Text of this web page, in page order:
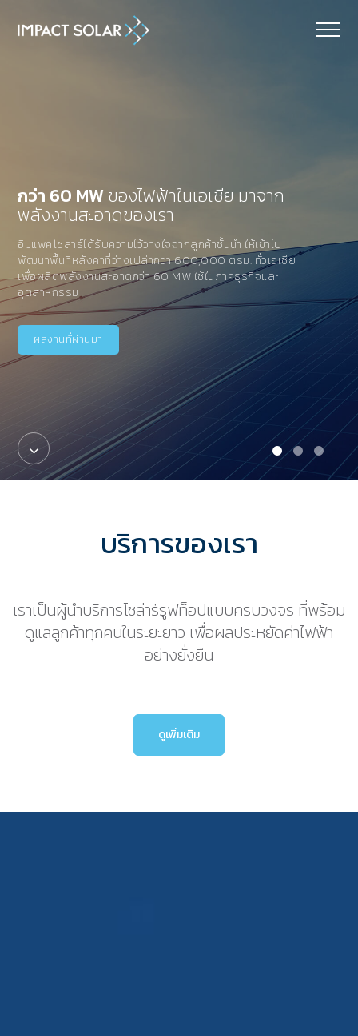
MENU
กว่า 60 MW ของไฟฟ้าในเอเชีย มาจาก
พลังงานสะอาดของเรา
อิมแพคโซล่าร์ได้รับความไว้วางใจจากลูกค้าชั้นนำ ให้เข้าไป
พัฒนาพื้นที่หลังคาที่ว่างเปล่ากว่า 600,000 ตรม. ทั่วเอเชีย
เพื่อผลิตพลังงานสะอาดกว่า 60 MW ใช้ในภาคธุรกิจและ
อุตสาหกรรม
ผลงานที่ผ่านมา
1 2 3
บริการของเรา
เราเป็นผู้นำบริการโซล่าร์รูฟท็อปแบบครบวงจร ที่พร้อม
ดูแลลูกค้าทุกคนในระยะยาว เพื่อผลประหยัดค่าไฟฟ้า
อย่างยั่งยืน
ดูเพิ่มเติม